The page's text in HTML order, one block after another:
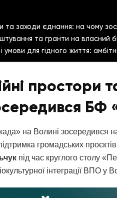
та заходи єднання: на чому
та гранти на власний
умови для гідного життя:
простори
БФ
на Волині зосередився
громадських
під час круглого столу
інтеграції ВПО у